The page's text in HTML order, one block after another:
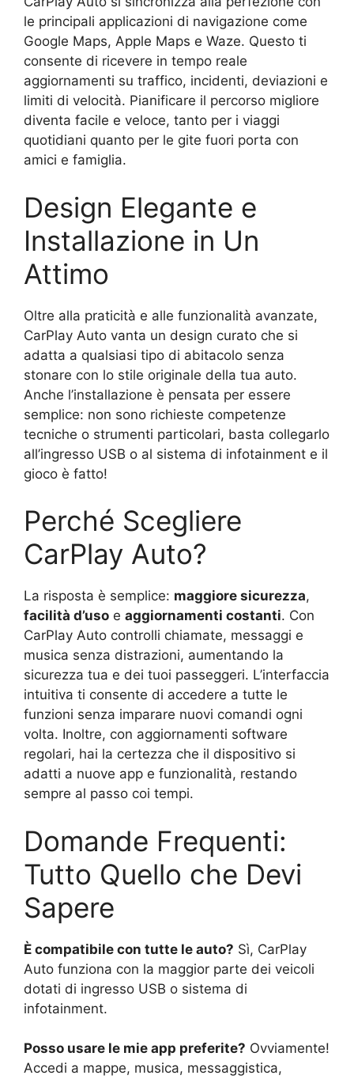
le principali applicazioni di navigazione come
Google Maps, Apple Maps e Waze. Questo ti
consente di ricevere in tempo reale
aggiornamenti su traffico, incidenti, deviazioni e
limiti di velocità. Pianificare il percorso migliore
diventa facile e veloce, tanto per i viaggi
quotidiani quanto per le gite fuori porta con
amici e famiglia.
Design Elegante e
Installazione in Un
Attimo
Oltre alla praticità e alle funzionalità avanzate,
CarPlay Auto vanta un design curato che si
adatta a qualsiasi tipo di abitacolo senza
stonare con lo stile originale della tua auto.
Anche l’installazione è pensata per essere
semplice: non sono richieste competenze
tecniche o strumenti particolari, basta collegarlo
all’ingresso USB o al sistema di infotainment e il
gioco è fatto!
Perché Scegliere
CarPlay Auto?
La risposta è semplice: maggiore sicurezza,
facilità d’uso e aggiornamenti costanti. Con
CarPlay Auto controlli chiamate, messaggi e
musica senza distrazioni, aumentando la
sicurezza tua e dei tuoi passeggeri. L’interfaccia
intuitiva ti consente di accedere a tutte le
funzioni senza imparare nuovi comandi ogni
volta. Inoltre, con aggiornamenti software
regolari, hai la certezza che il dispositivo si
adatti a nuove app e funzionalità, restando
sempre al passo coi tempi.
Domande Frequenti:
Tutto Quello che Devi
Sapere
È compatibile con tutte le auto? Sì, CarPlay
Auto funziona con la maggior parte dei veicoli
dotati di ingresso USB o sistema di
infotainment.
Posso usare le mie app preferite? Ovviamente!
Accedi a mappe, musica, messaggistica,